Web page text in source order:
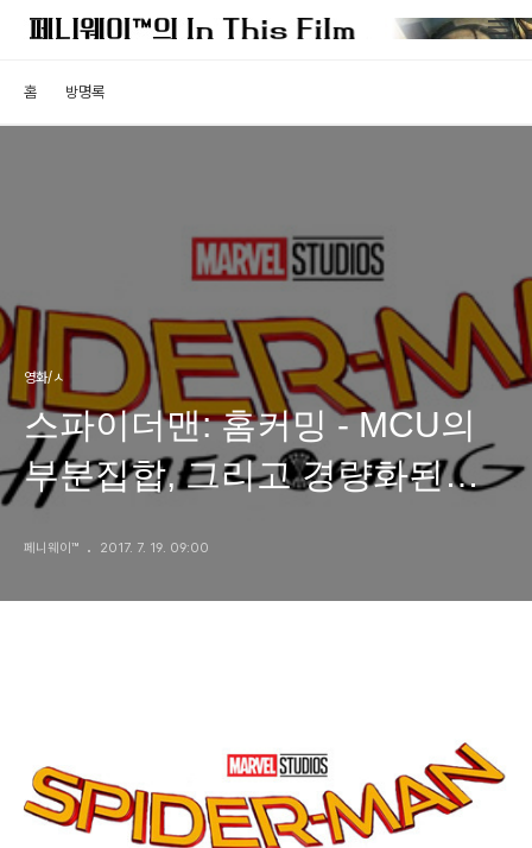
홈 방명록
영화/ㅅ
스파이더맨: 홈커밍 - MCU의
부분집합, 그리고 경량화된
페니웨이™ 2017. 7. 19. 09:00